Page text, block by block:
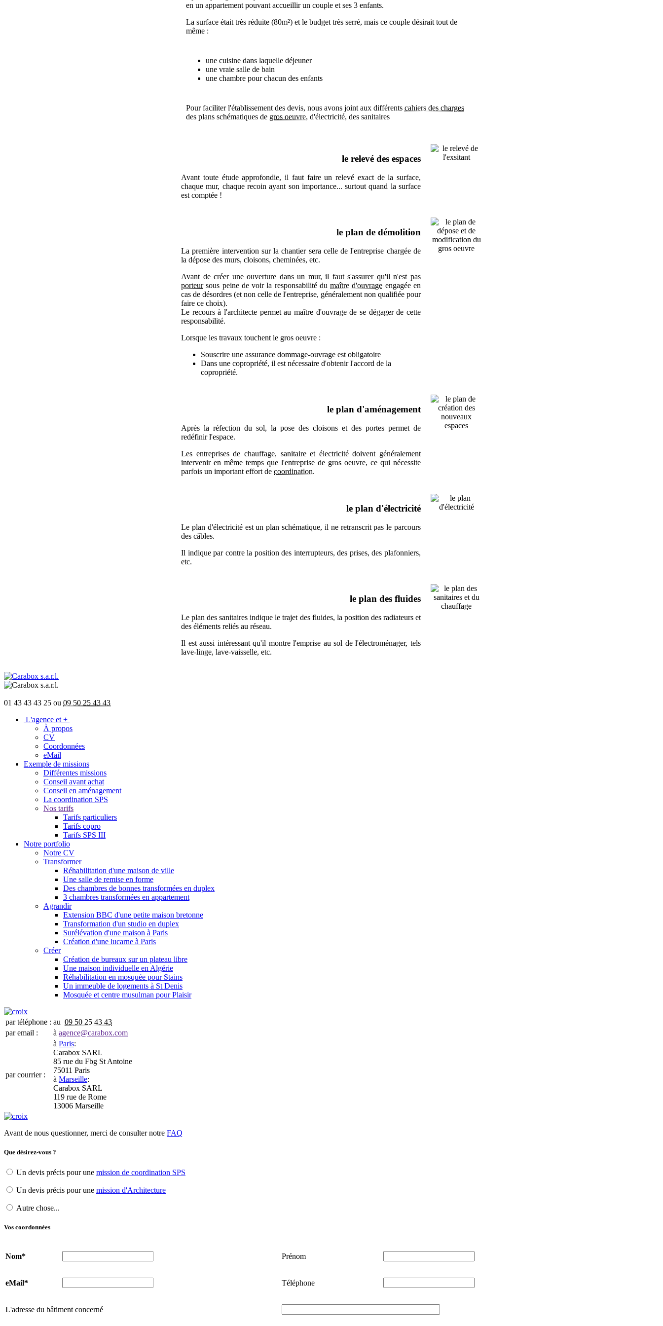
en un appartement pouvant accueillir un couple et ses 3 enfants.
La surface était très réduite (80m²) et le budget très serré, mais ce couple désirait tout de
même :
une cuisine dans laquelle déjeuner
une vraie salle de bain
une chambre pour chacun des enfants
Pour faciliter l'établissement des devis, nous avons joint aux différents cahiers des charges
des plans schématiques de gros oeuvre, d'électricité, des sanitaires
le relevé des espaces
Avant toute étude approfondie, il faut faire un relevé exact de la surface,
chaque mur, chaque recoin ayant son importance... surtout quand la surface
est comptée !
le plan de démolition
La première intervention sur la chantier sera celle de l'entreprise chargée de
la dépose des murs, cloisons, cheminées, etc.
Avant de créer une ouverture dans un mur, il faut s'assurer qu'il n'est pas
porteursous peine de voir la responsabilité dumaître d'ouvrage engagée en
cas de désordres (et non celle de l'entreprise, généralement non qualifiée pour
faire ce choix).
Le recours à l'architecte permet au maître d'ouvrage de se dégager de cette
responsabilité.
Lorsque les travaux touchent le gros oeuvre :
Souscrire une assurance dommage-ouvrage est obligatoire
Dans une copropriété, il est nécessaire d'obtenir l'accord de la
copropriété.
le plan d'aménagement
Après la réfection du sol, la pose des cloisons et des portes permet de
redéfinir l'espace.
Les entreprises de chauffage, sanitaire et électricité doivent généralement
intervenir en même temps que l'entreprise de gros oeuvre, ce qui nécessite
parfois un important effort de coordination.
le plan d'électricité
Le plan d'électricité est un plan schématique, il ne retranscrit pas le parcours
des câbles.
Il indique par contre la position des interrupteurs, des prises, des plafonniers,
etc.
le plan des fluides
Le plan des sanitaires indique le trajet des fluides, la position des radiateurs et
des éléments reliés au réseau.
Il est aussi intéressant qu'il montre l'emprise au sol de l'électroménager, tels
lave-linge, lave-vaisselle, etc.
01 43 43 43 25 ou 09 50 25 43 43
L'agence et +
À propos
CV
Coordonnées
eMail
Exemple de missions
Différentes missions
Conseil avant achat
Conseil en aménagement
La coordination SPS
Nos tarifs
Tarifs particuliers
Tarifs copro
Tarifs SPS III
Notre portfolio
Notre CV
Transformer
Réhabilitation d'une maison de ville
Une salle de remise en forme
Des chambres de bonnes transformées en duplex
3 chambres transformées en appartement
Agrandir
Extension BBC d'une petite maison bretonne
Transformation d'un studio en duplex
Surélévation d'une maison à Paris
Création d'une lucarne à Paris
Créer
Création de bureaux sur un plateau libre
Une maison individuelle en Algérie
Réhabilitation en mosquée pour Stains
Un immeuble de logements à St Denis
Mosquée et centre musulman pour Plaisir
par téléphone : au 09 50 25 43 43
par email :
à agence@carabox.com
par courrier :
à Paris:
Carabox SARL
85 rue du Fbg St Antoine
75011 Paris
à Marseille:
Carabox SARL
119 rue de Rome
13006 Marseille
Avant de nous questionner, merci de consulter notre FAQ
Que désirez-vous ?
Un devis précis pour une mission de coordination SPS
Un devis précis pour une mission d'Architecture
Autre chose...
Vos coordonnées
Nom* Prénom
eMail* Téléphone
L'adresse du bâtiment concerné